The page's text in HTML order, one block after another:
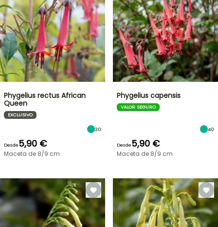
Phygelius rectus African
Queen
EXCLUSIVO
30
Desde5,90 €
Maceta de 8/9 cm
Phygelius capensis
VALOR SEGURO
40
Desde5,90 €
Maceta de 8/9 cm